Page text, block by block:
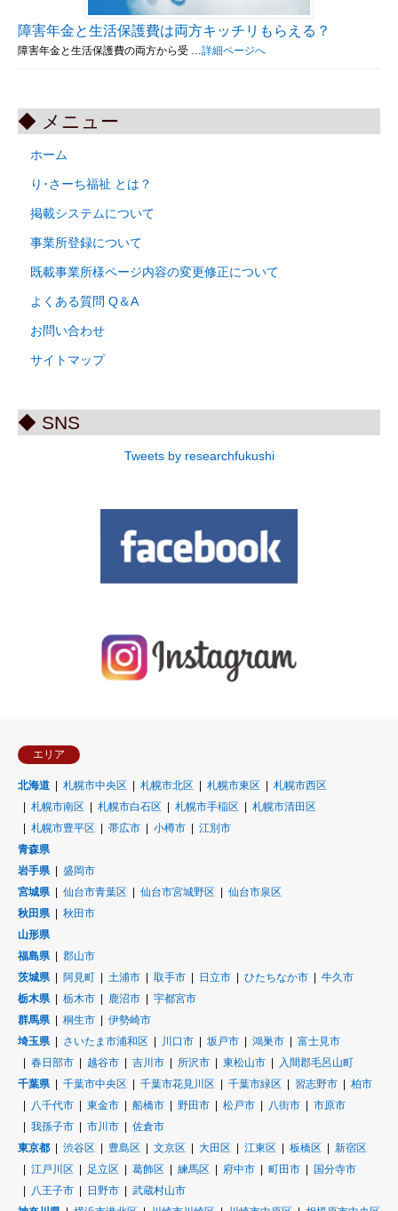
障害年金と生活保護費は両方キッチリもらえる？
障害年金と生活保護費の両方から受 …詳細ページへ
◆ メニュー
ホーム
り･さーち福祉 とは？
掲載システムについて
事業所登録について
既載事業所様ページ内容の変更修正について
よくある質問 Q＆A
お問い合わせ
サイトマップ
◆ SNS
Tweets by researchfukushi
エリア
北海道 札幌市中央区 札幌市北区 札幌市東区
札幌市西区
札幌市南区
札幌市白石区 札幌市手稲区
札幌市清田区
札幌市豊平区
帯広市 小樽市
江別市
青森県
岩手県
盛岡市
宮城県
仙台市青葉区 仙台市宮城野区
仙台市泉区
秋田県
秋田市
山形県
福島県
郡山市
茨城県
阿見町 土浦市 取手市 日立市 ひたちなか市
牛久市
栃木県
栃木市 鹿沼市
宇都宮市
群馬県
桐生市
伊勢崎市
埼玉県
さいたま市浦和区 川口市 坂戸市 鴻巣市
富士見市
春日部市
越谷市 吉川市 所沢市 東松山市
入間郡毛呂山町
千葉県
千葉市中央区 千葉市花見川区 千葉市緑区 習志野市
柏市
八千代市
東金市 船橋市 野田市 松戸市 八街市
市原市
我孫子市
市川市
佐倉市
東京都
渋谷区 豊島区 文京区 大田区 江東区 板橋区
新宿区
江戸川区
足立区 葛飾区 練馬区 府中市 町田市
国分寺市
八王子市
日野市
武蔵村山市